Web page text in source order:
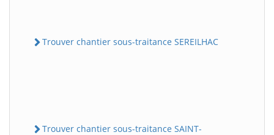
Trouver chantier sous-traitance SEREILHAC
Trouver chantier sous-traitance SAINT-